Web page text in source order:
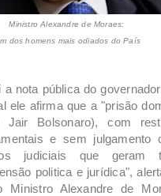
Ministro Alexandre de Moraes:
dos homens mais odiados do País
a nota pública do
ele afirma que a "prisão
Jair Bolsonaro), com
e sem julgamento
judiciais que geram
politica e jurídica",
Ministro Alexandre de